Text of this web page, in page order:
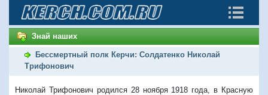
Знай наших
Бессмертный полк Керчи: Солдатенко Николай
Трифонович
Николай Трифонович родился 28 ноября 1918 года, в Красную